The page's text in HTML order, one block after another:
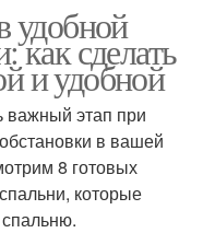
Планировка с угловым
рабочим
удобной
как сделать
и удобной
важный этап при
в вашей
8 готовых
которые